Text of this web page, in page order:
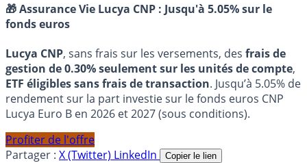
🎁 Assurance Vie Lucya CNP : Jusqu'à 5.05% sur le
fonds euros
Lucya CNP, sans frais sur les versements, des frais de
gestion de 0.30% seulement sur les unités de compte,
ETF éligibles sans frais de transaction. Jusqu’à 5.05% de
rendement sur la part investie sur le fonds euros CNP
Lucya Euro B en 2026 et 2027 (sous conditions).
Profiter de l'offre
Partager : X (Twitter) LinkedIn Copier le lien